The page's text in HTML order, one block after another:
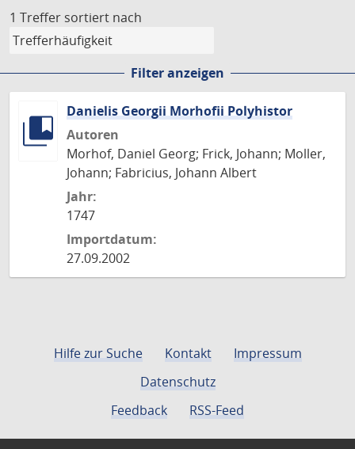
1 Treffer sortiert nach
Filter anzeigen
Danielis Georgii Morhofii Polyhistor
Autoren
Morhof, Daniel Georg; Frick, Johann; Moller,
Johann; Fabricius, Johann Albert
Jahr:
1747
Importdatum:
27.09.2002
Hilfe zur Suche Kontakt
Impressum
Datenschutz
Feedback
RSS-Feed